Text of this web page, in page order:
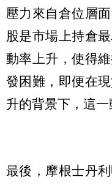
壓力來自倉位層
股是市場上持倉
動率上升，使得
發困難，即便在
升的背景下，這一
最後，摩根士丹